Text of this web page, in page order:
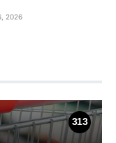
2026
313